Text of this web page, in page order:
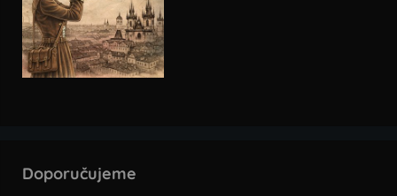
Doporučujeme